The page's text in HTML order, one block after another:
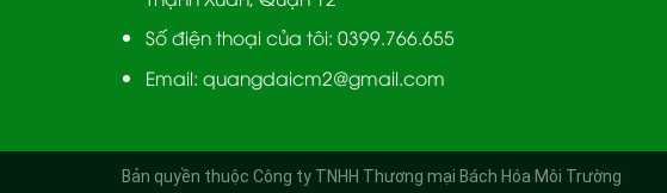
Số điện thoại của tôi: 0399.766.655
Email: quangdaicm2@gmail.com
Bản quyền thuộc Công ty TNHH Thương mại Bách Hóa Môi Trường